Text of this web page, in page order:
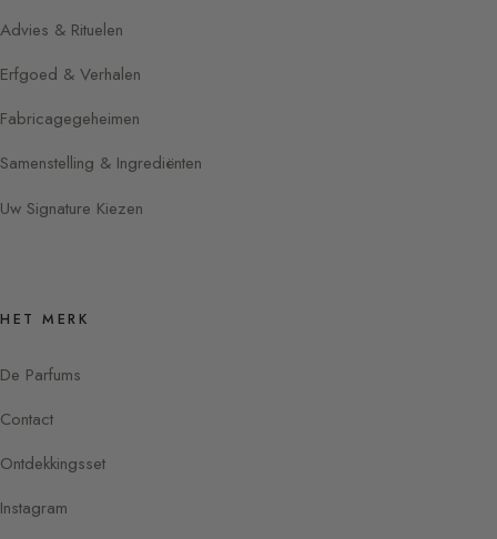
Advies & Rituelen
Erfgoed & Verhalen
Fabricagegeheimen
Samenstelling & Ingrediënten
Uw Signature Kiezen
HET MERK
De Parfums
Contact
Ontdekkingsset
Instagram